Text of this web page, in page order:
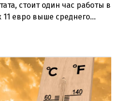
стоит один час работы в
11 евро выше среднего
евро). Особенно наглядно